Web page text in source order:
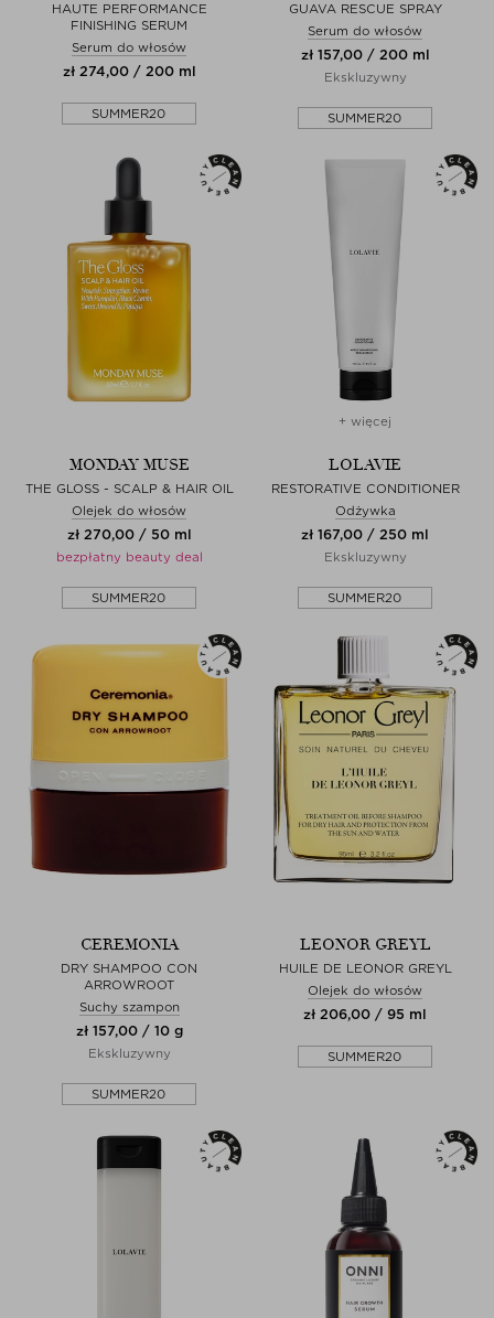
HAUTE PERFORMANCE
FINISHING SERUM
Serum do włosów
zł 274,00 / 200 ml
SUMMER20
GUAVA RESCUE SPRAY
Serum do włosów
zł 157,00 / 200 ml
Ekskluzywny
SUMMER20
MONDAY MUSE
THE GLOSS - SCALP & HAIR OIL
Olejek do włosów
zł 270,00 / 50 ml
bezpłatny beauty deal
SUMMER20
+ więcej
LOLAVIE
RESTORATIVE CONDITIONER
Odżywka
zł 167,00 / 250 ml
Ekskluzywny
SUMMER20
CEREMONIA
DRY SHAMPOO CON
ARROWROOT
Suchy szampon
zł 157,00 / 10 g
Ekskluzywny
SUMMER20
LEONOR GREYL
HUILE DE LEONOR GREYL
Olejek do włosów
zł 206,00 / 95 ml
SUMMER20